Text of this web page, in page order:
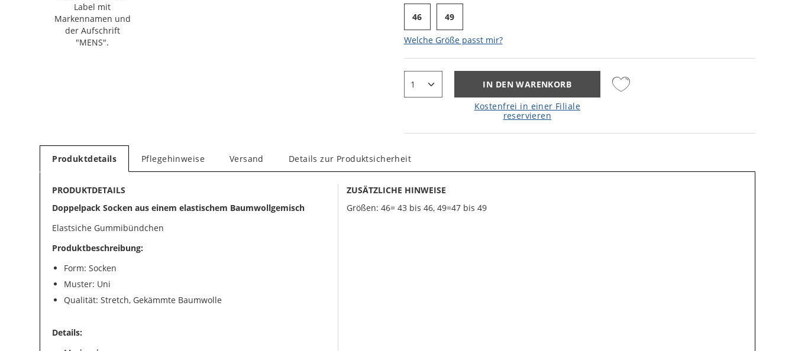
46 49
Welche Größe passt mir?
IN DEN WARENKORB
Kostenfrei in einer Filiale
reservieren
Produktdetails Pflegehinweise Versand Details zur Produktsicherheit
PRODUKTDETAILS
Doppelpack Socken aus einem elastischem Baumwollgemisch
Elastsiche Gummibündchen
Produktbeschreibung:
Form: Socken
Muster: Uni
Qualität: Stretch, Gekämmte Baumwolle
Details:
ZUSÄTZLICHE HINWEISE
Größen: 46= 43 bis 46, 49=47 bis 49